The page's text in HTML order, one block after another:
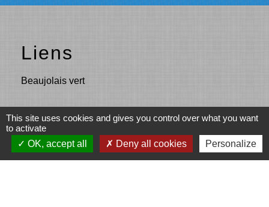
Liens
Beaujolais vert
Partenaires
Fonds européen agricole pour le
This site uses cookies and gives you control over what you want
to activate
OK, accept all
Deny all cookies Personalize